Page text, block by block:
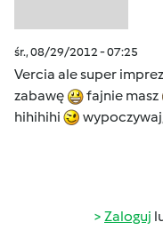
śr., 08/29/2012 - 07:25
Vercia ale super
zabawę
fajnie masz
hihihihi
Zaloguj